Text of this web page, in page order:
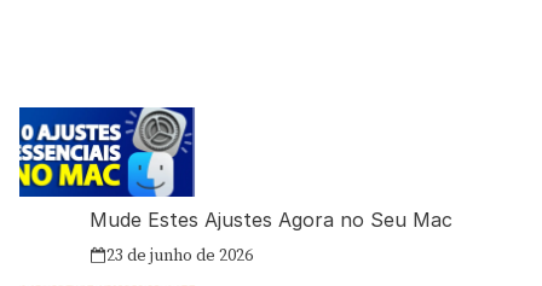
Mude Estes Ajustes Agora no Seu Mac
23 de junho de 2026